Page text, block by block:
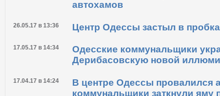
Новости по теме
21.06.17 в 12:26
В центре Одессы
автохамов
Центр Одессы застыл в
17.05.17 в 14:34
Одесские коммунальщики
Дерибасовскую новой